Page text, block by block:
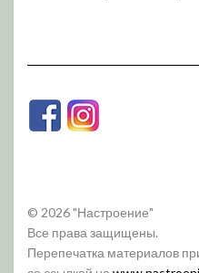
© 2026 "Настроение"
Все права защищены.
Перепечатка материалов